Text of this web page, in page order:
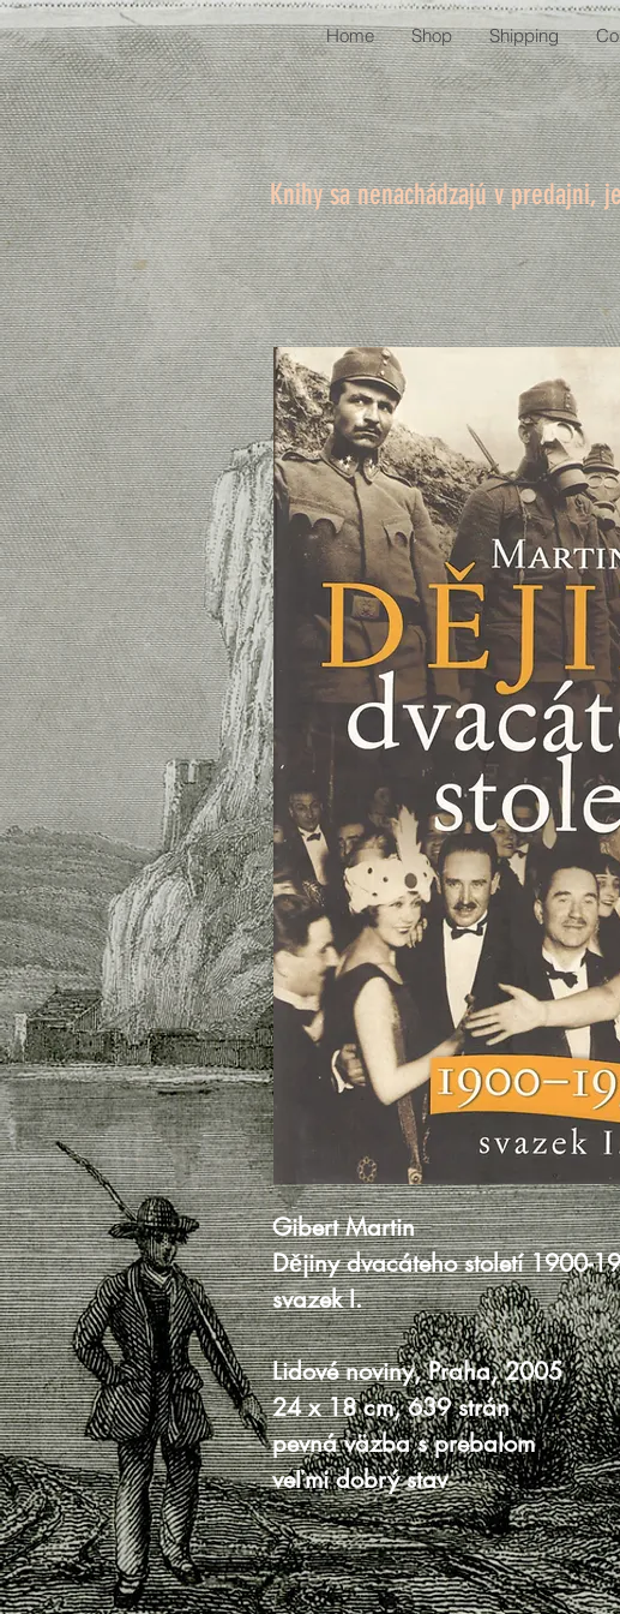
Home Shop Shipping
Gibert Martin
Dějiny dvacáteho století 1900-
svazek I.
Lidové noviny, Praha, 2005
24 x 18 cm, 639 strán
pevná väzba s prebalom
veľmi dobrý stav
Knihy sa nenachádzajú v predajni,